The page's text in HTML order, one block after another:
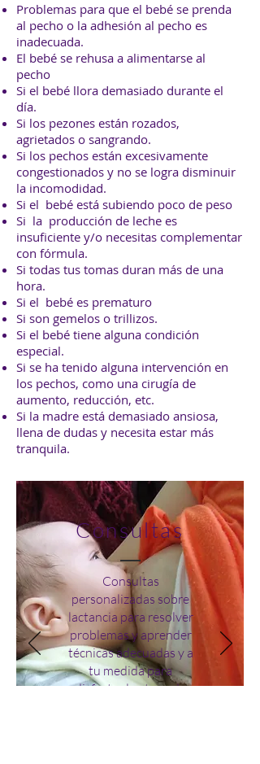
Problemas para que el bebé se prenda
al pecho o la adhesión al pecho es
inadecuada.
El bebé se rehusa a alimentarse al
pecho
Si el bebé llora demasiado durante el
día.
Si los pezones están rozados,
agrietados o sangrando.
Si los pechos están excesivamente
congestionados y no se logra disminuir
la incomodidad.
Si el bebé está subiendo poco de peso
Si la producción de leche es
insuficiente y/o necesitas complementar
con fórmula.
Si todas tus tomas duran más de una
hora.
Si el bebé es prematuro
Si son gemelos o trillizos.
Si el bebé tiene alguna condición
especial.
Si se ha tenido alguna intervención en
los pechos, como una cirugía de
aumento, reducción, etc.
Si la madre está demasiado ansiosa,
llena de dudas y necesita estar más
tranquila.
Consultas
Consultas
personalizadas sobre
lactancia para resolver
problemas y aprender
técnicas adecuadas y a
tu medida para
disfrutar la etapa de